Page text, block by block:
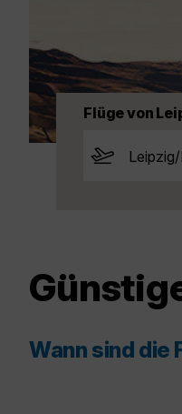
Flüge von
Wann sind die